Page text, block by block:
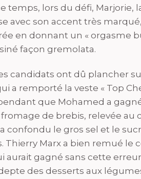
temps, lors du défi, Marjorie,
avec son accent très marqué,
en donnant un « orgasme
façon gremolata.
candidats ont dû plancher
a remporté la veste « Top
que Mohamed a
de brebis, relevée au
confondu le gros sel et le
Thierry Marx a bien remué le
aurait gagné sans cette
des desserts aux